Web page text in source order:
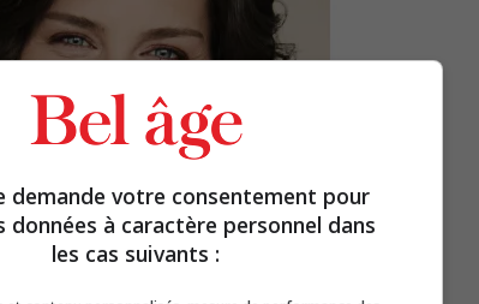
demande votre consentement pour
données à caractère personnel dans
les cas suivants :